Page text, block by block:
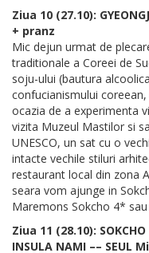
Ziua 10 (27.10):
+ pranz
Mic dejun urmat de
traditionale a Coreei de
soju-ului (bautura
confucianismului
ocazia de a experimenta
vizita Muzeul Mastilor si
UNESCO, un sat cu o
intacte vechile stiluri
restaurant local din zona
seara vom ajunge in
Maremons Sokcho 4* sau
Ziua 11 (28.10):
INSULA NAMI –– SEUL